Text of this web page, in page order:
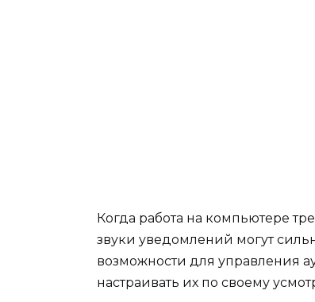
Когда работа на компьютере
звуки уведомлений могут
возможности для управления
настраивать их по своему